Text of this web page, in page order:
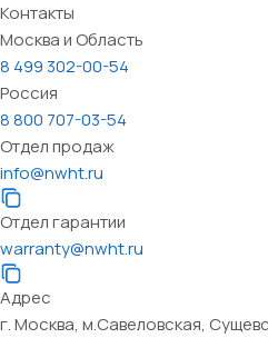
Контакты
Москва и Область
8 499 302-00-54
Россия
8 800 707-03-54
Отдел продаж
info@nwht.ru
Отдел гарантии
warranty@nwht.ru
Адрес
г. Москва, м.Савеловская,